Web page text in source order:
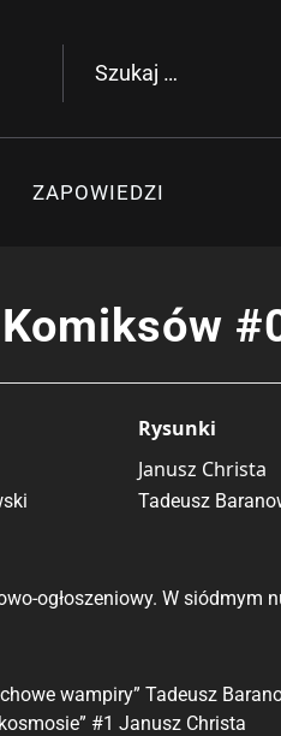
Szukaj:
ZAPOWIEDZI
Komiksów
Rysunki
Janusz Christa
Tadeusz
ogłoszeniowy. W siódmym
wampiry” Tadeusz
#1 Janusz Christa